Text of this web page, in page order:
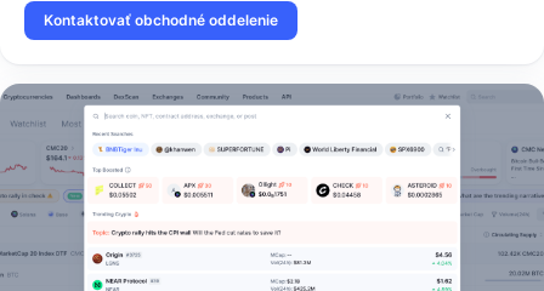
Kontaktovať obchodné oddelenie